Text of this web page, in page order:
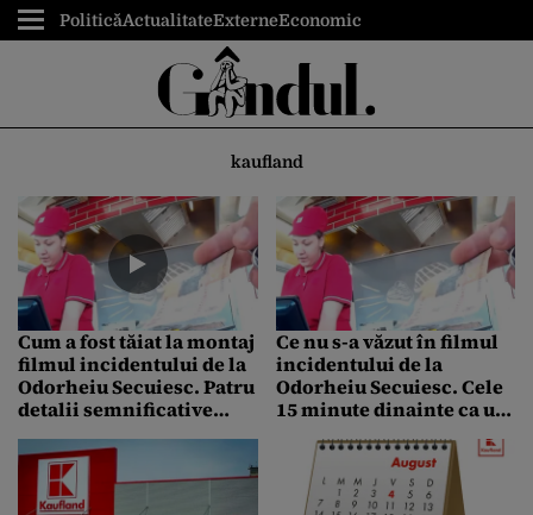
PoliticăActualitateExterneEconomic
kaufland
Cum a fost tăiat la montaj
filmul incidentului de la
Odorheiu Secuiesc. Patru
detalii semnificative
dialogul complet cu
vânzătoarea. Verdict
CNCD
Ce nu s-a văzut în filmul
incidentului de la
Odorheiu Secuiesc. Cele
15 minute dinainte ca un
motiv că nu știe
maghiară